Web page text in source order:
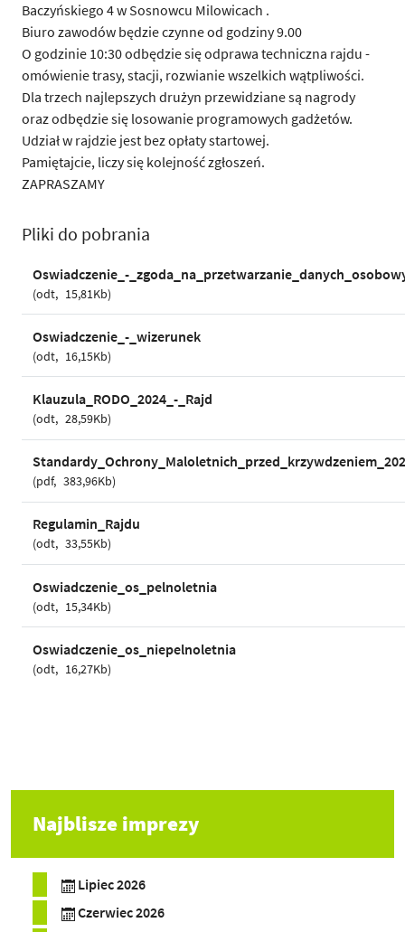
Baczyńskiego 4 w Sosnowcu Milowicach .
Biuro zawodów będzie czynne od godziny 9.00
O godzinie 10:30 odbędzie się odprawa techniczna rajdu -
omówienie trasy, stacji, rozwianie wszelkich wątpliwości.
Dla trzech najlepszych drużyn przewidziane są nagrody
oraz odbędzie się losowanie programowych gadżetów.
Udział w rajdzie jest bez opłaty startowej.
Pamiętajcie, liczy się kolejność zgłoszeń.
ZAPRASZAMY
Pliki do pobrania
Oswiadczenie_-
odt 15,81Kb
Oswiadczenie_-_wizerunek
odt 16,15Kb
Klauzula_RODO_2024_-_Rajd
odt 28,59Kb
pdf 383,96Kb
Regulamin_Rajdu
odt 33,55Kb
Oswiadczenie_os_pelnoletnia
odt 15,34Kb
Oswiadczenie_os_niepelnoletnia
odt 16,27Kb
Najblisze imprezy
Lipiec 2026
Czerwiec 2026